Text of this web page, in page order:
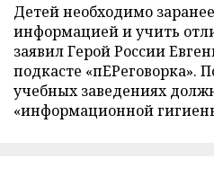
Детей необходимо
информацией и учить
заявил Герой России
подкасте «пЕРеговорка».
учебных заведениях
«информационной